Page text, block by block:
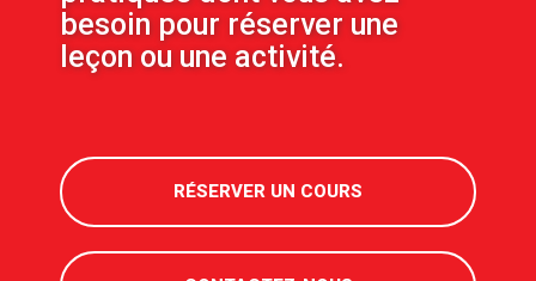
besoin pour réserver une
leçon ou une activité.
RÉSERVER UN COURS